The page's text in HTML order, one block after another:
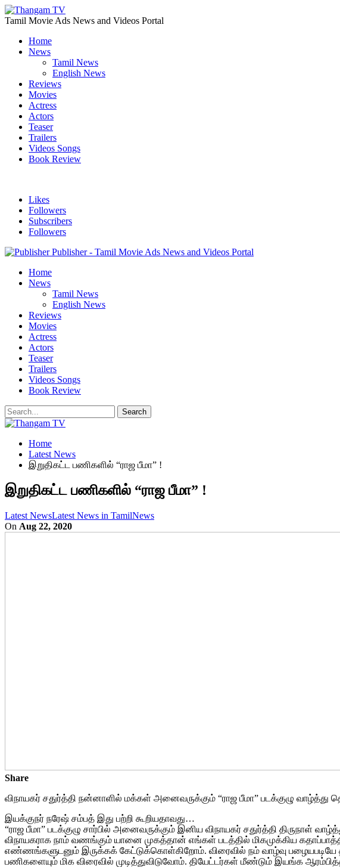
Tamil Movie Ads News and Videos Portal
Home
News
Tamil News
English News
Reviews
Movies
Actress
Actors
Teaser
Trailers
Videos Songs
Book Review
Likes
Followers
Subscribers
Followers
Publisher - Tamil Movie Ads News and Videos Portal
Home
News
Tamil News
English News
Reviews
Movies
Actress
Actors
Teaser
Trailers
Videos Songs
Book Review
Home
Latest News
இறுதிகட்ட பணிகளில் “ராஜ பீமா” !
இறுதிகட்ட பணிகளில் “ராஜ பீமா” !
Latest NewsLatest News in TamilNews
On Aug 22, 2020
Share
விநாயகர் சதுர்த்தி நன்னாளில் மக்கள் அனைவருக்கும் “ராஜ பீமா” படக்குழு
இயக்குநர் நரேஷ் சம்பத் இது பற்றி கூறியதாவது…
“ராஜ பீமா” படக்குழு சார்பில் அனைவருக்கும் இனிய விநாயகர் சதுர்த்தி திருநாள்
விநாயகராக நாம் வணங்கும் யானை முகத்தான் எங்கள் படத்தில் மிகமுக்கிய
எண்ணங்களுடனும் இருக்கக் கேட்டுக்கொள்கிறோம். விரைவில் நம் வாழ்வு பழையபடியே
பணிகளையும் மிக விரைவில் முடித்துவிடுவோம். தியேட்டர்கள் மீண்டும் இயங்க